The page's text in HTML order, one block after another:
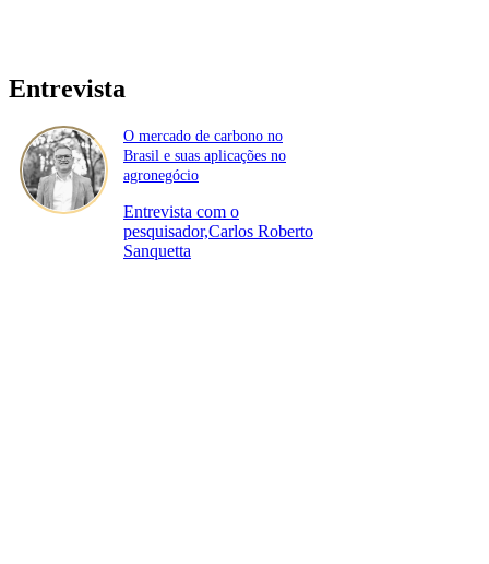
Entrevista
O mercado de carbono no
Brasil e suas aplicações no
agronegócio
Entrevista com o
pesquisador,Carlos Roberto
Sanquetta